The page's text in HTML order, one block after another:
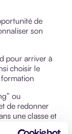
de
son
pour arriver à
choisir le
ou
de redonner
une classe et